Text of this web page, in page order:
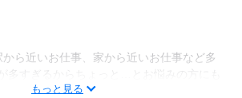
をご紹介♪
る為に、
ートします◎
気を知ってから
！
などご希望をお聞かせください♪
ョッピングに便利♪
ら近いお仕事、家から近いお仕事など多
ありますよ★まずはご相談を。＜人との出
もっと見る